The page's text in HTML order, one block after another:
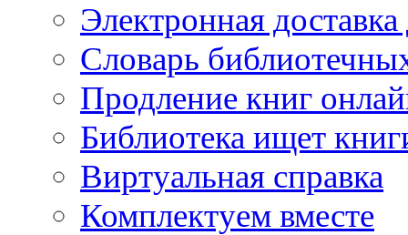
Электронная
Словарь
Продление книг
Библиотека ищет
Виртуальная справка
Комплектуем вместе